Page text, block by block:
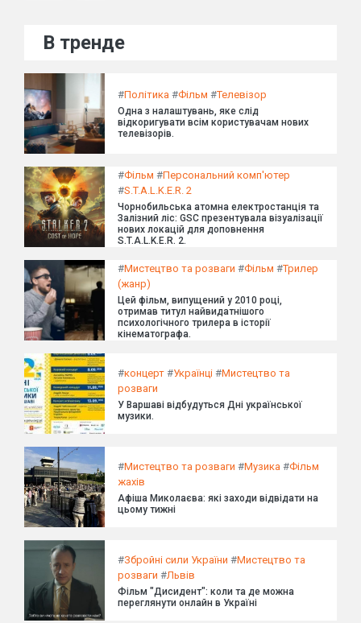
В тренде
#Політика #Фільм #Телевізор
Одна з налаштувань, яке слід
відкоригувати всім користувачам нових
телевізорів.
#Фільм #Персональний комп'ютер
#S.T.A.L.K.E.R. 2
Чорнобильська атомна електростанція та
Залізний ліс: GSC презентувала візуалізації
нових локацій для доповнення
S.T.A.L.K.E.R. 2.
#Мистецтво та розваги #Фільм #Трилер
(жанр)
Цей фільм, випущений у 2010 році,
отримав титул найвидатнішого
психологічного трилера в історії
кінематографа.
#концерт #Українці #Мистецтво та
розваги
У Варшаві відбудуться Дні української
музики.
#Мистецтво та розваги #Музика #Фільм
жахів
Афіша Миколаєва: які заходи відвідати на
цьому тижні
#Збройні сили України #Мистецтво та
розваги #Львів
Фільм "Дисидент": коли та де можна
переглянути онлайн в Україні